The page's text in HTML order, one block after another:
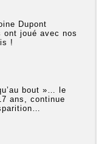
Dupont
joué avec nos
!
bout »… le
ans, continue